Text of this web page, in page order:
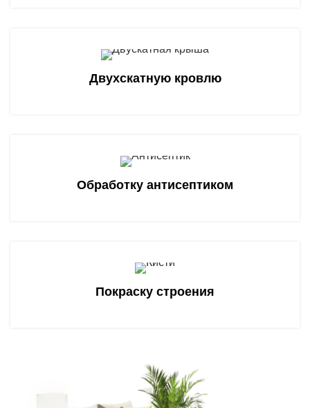
Двухскатную кровлю
Обработку антисептиком
Покраску строения